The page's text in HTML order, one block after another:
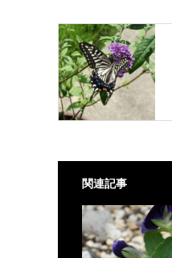
関連記事